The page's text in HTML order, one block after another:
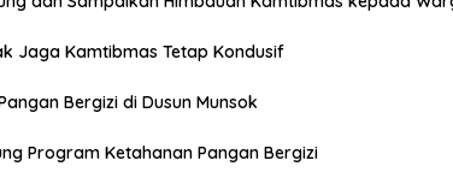
Jaga Kamtibmas Tetap Kondusif
Bergizi di Dusun Munsok
Program Ketahanan Pangan Bergizi